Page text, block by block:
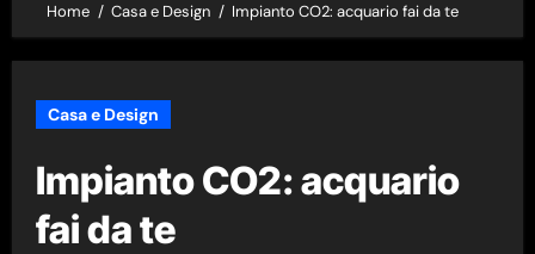
Home Casa e Design Impianto CO2: acquario fai da te
Casa e Design
Impianto CO2: acquario
fai da te